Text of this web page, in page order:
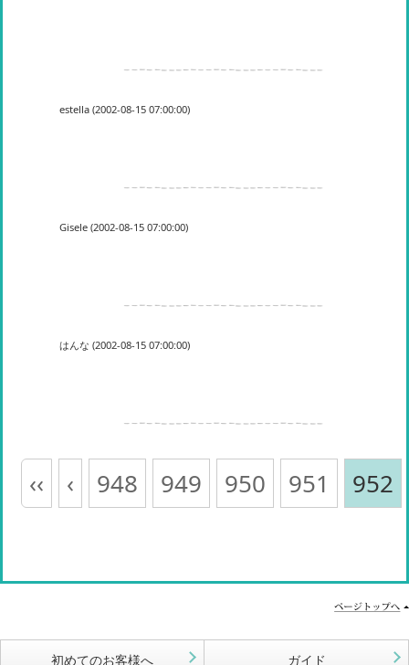
estella (2002-08-15 07:00:00)
Gisele (2002-08-15 07:00:00)
はんな (2002-08-15 07:00:00)
‹‹ ‹ 948 949 950 951 952
初めてのお客様へ ガイド